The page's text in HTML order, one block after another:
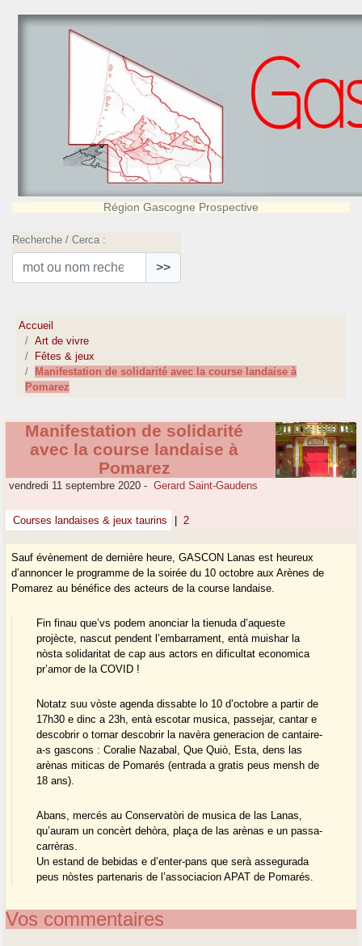
Région Gascogne Prospective
Recherche / Cerca :
>>
Accueil
Art de vivre
Fêtes & jeux
Manifestation de solidarité avec la course landaise à
Pomarez
Manifestation de solidarité
avec la course landaise à
Pomarez
vendredi 11 septembre 2020 - Gerard Saint-Gaudens
Courses landaises & jeux taurins 2
Sauf évènement de dernière heure, GASCON Lanas est heureux
d’annoncer le programme de la soirée du 10 octobre aux Arènes de
Pomarez au bénéfice des acteurs de la course landaise.
Fin finau que’vs podem anonciar la tienuda d’aqueste
projècte, nascut pendent l’embarrament, entà muishar la
nòsta solidaritat de cap aus actors en dificultat economica
pr’amor de la COVID !
Notatz suu vòste agenda dissabte lo 10 d’octobre a partir de
17h30 e dinc a 23h, entà escotar musica, passejar, cantar e
descobrir o tornar descobrir la navèra generacion de cantaire-
a-s gascons : Coralie Nazabal, Que Quiò, Esta, dens las
arènas miticas de Pomarés (entrada a gratis peus mensh de
18 ans).
Abans, mercés au Conservatòri de musica de las Lanas,
qu’auram un concèrt dehòra, plaça de las arènas e un passa-
carrèras.
Un estand de bebidas e d’enter-pans que serà assegurada
peus nòstes partenaris de l’associacion APAT de Pomarés.
Vos commentaires